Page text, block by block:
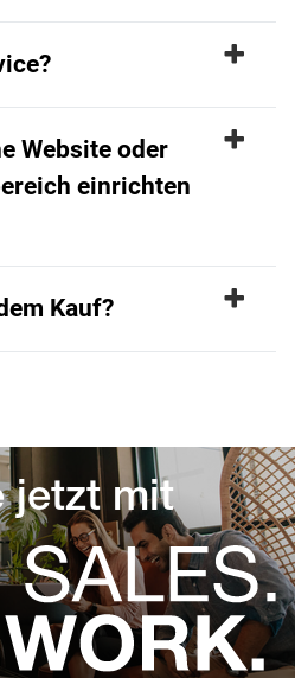
Website oder
einrichten
Kauf?
jetzt mit